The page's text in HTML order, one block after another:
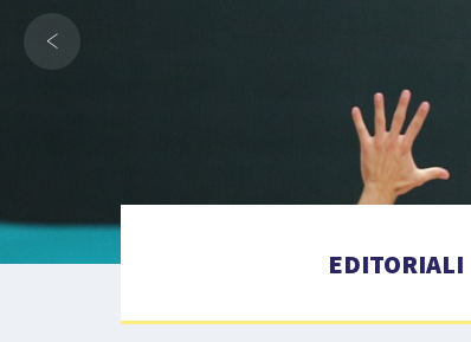
‹
EDITORIALI